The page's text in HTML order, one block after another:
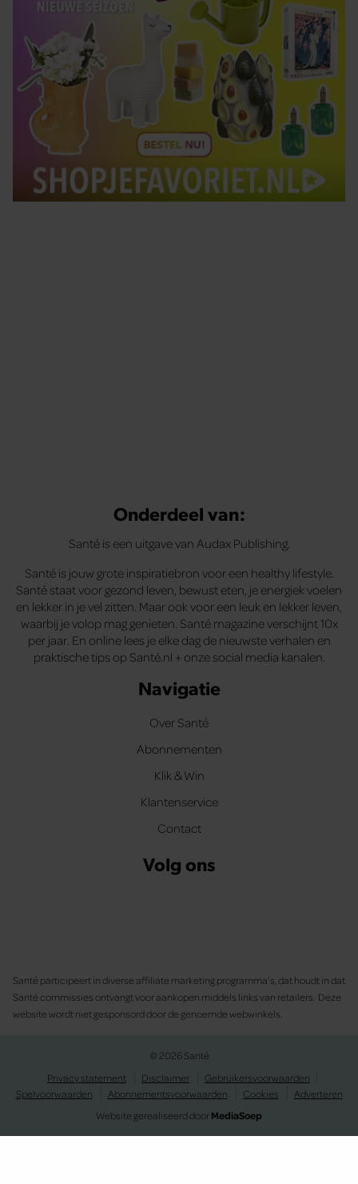
Onderdeel van:
Santé is een uitgave van Audax Publishing.
Santé is jouw grote inspiratiebron voor een healthy lifestyle.
Santé staat voor gezond leven, bewust eten, je energiek voelen
en lekker in je vel zitten. Maar ook voor een leuk en lekker leven,
waarbij je volop mag genieten. Santé magazine verschijnt 10x
per jaar. En online lees je elke dag de nieuwste verhalen en
praktische tips op Santé.nl + onze social media kanalen.
Navigatie
Over Santé
Abonnementen
Klik & Win
Klantenservice
Contact
Volg ons
Santé participeert in diverse affiliate marketing programma’s, dat houdt in dat
Santé commissies ontvangt voor aankopen middels links van retailers. Deze
website wordt niet gesponsord door de genoemde webwinkels.
© 2026 Santé
Privacy statement
Disclaimer
Gebruikersvoorwaarden
Spelvoorwaarden
Abonnementsvoorwaarden Cookies
Adverteren
Website gerealiseerd doorMediaSoep